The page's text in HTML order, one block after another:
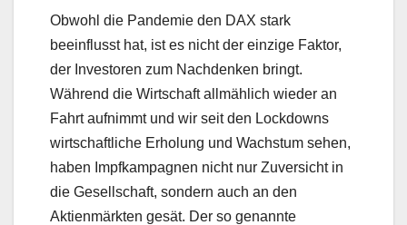
Obwohl die Pandemie den DAX stark
beeinflusst hat, ist es nicht der einzige Faktor,
der Investoren zum Nachdenken bringt.
Während die Wirtschaft allmählich wieder an
Fahrt aufnimmt und wir seit den Lockdowns
wirtschaftliche Erholung und Wachstum sehen,
haben Impfkampagnen nicht nur Zuversicht in
die Gesellschaft, sondern auch an den
Aktienmärkten gesät. Der so genannte